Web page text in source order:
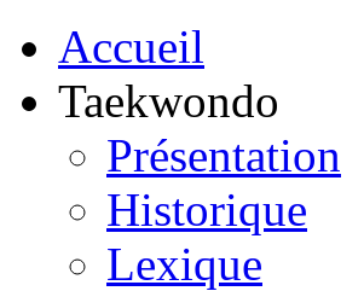
Accueil
Taekwondo
Présentation
Historique
Lexique